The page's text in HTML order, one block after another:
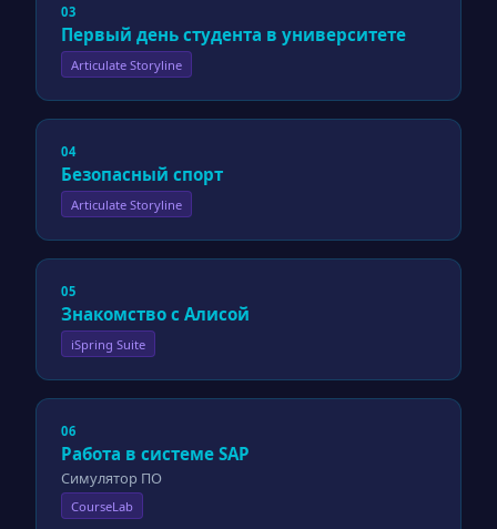
03
Первый день студента в университете
Articulate Storyline
04
Безопасный спорт
Articulate Storyline
05
Знакомство с Алисой
iSpring Suite
06
Работа в системе SAP
Симулятор ПО
CourseLab